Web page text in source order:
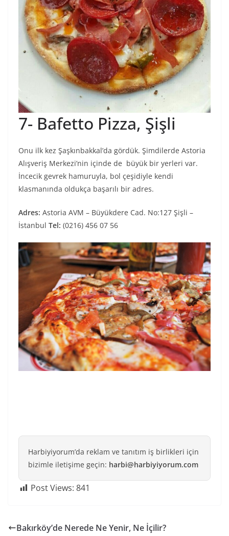
7- Bafetto Pizza, Şişli
Onu ilk kez Şaşkınbakkal’da gördük. Şimdilerde Astoria
Alışveriş Merkezi’nin içinde de büyük bir yerleri var.
İncecik gevrek hamuruyla, bol çeşidiyle kendi
klasmanında oldukça başarılı bir adres.
Adres: Astoria AVM – Büyükdere Cad. No:127 Şişli –
İstanbul Tel: (0216) 456 07 56
Harbiyiyorum’da reklam ve tanıtım iş birlikleri için
bizimle iletişime geçin: harbi@harbiyiyorum.com
Post Views: 841
Bakırköy’de Nerede Ne Yenir, Ne İçilir?